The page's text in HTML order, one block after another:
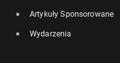
Artykuły Sponsorowane
Wydarzenia